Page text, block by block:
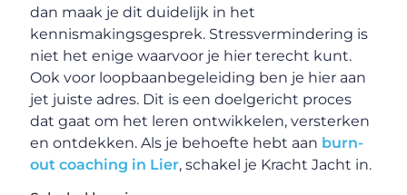
dan maak je dit duidelijk in het
kennismakingsgesprek. Stressvermindering is
niet het enige waarvoor je hier terecht kunt.
Ook voor loopbaanbegeleiding ben je hier aan
jet juiste adres. Dit is een doelgericht proces
dat gaat om het leren ontwikkelen, versterken
en ontdekken. Als je behoefte hebt aan burn-
out coaching in Lier, schakel je Kracht Jacht in.